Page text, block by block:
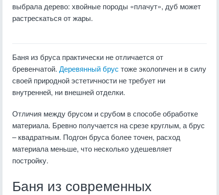
выбрала дерево: хвойные породы «плачут», дуб может
растрескаться от жары.
Баня из бруса практически не отличается от
бревенчатой. Деревянный брус тоже экологичен и в силу
своей природной эстетичности не требует ни
внутренней, ни внешней отделки.
Отличия между брусом и срубом в способе обработке
материала. Бревно получается на срезе круглым, а брус
– квадратным. Подгон бруса более точен, расход
материала меньше, что несколько удешевляет
постройку.
Баня из современных